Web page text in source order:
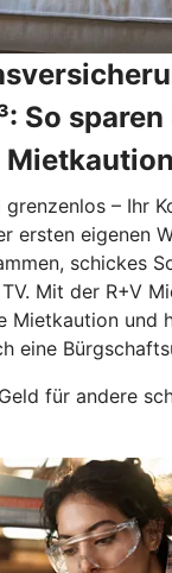
So
Mietkaution
grenzenlos – Ihr
ersten eigenen
schickes
Mit der R+V
Mietkaution und
eine
für andere